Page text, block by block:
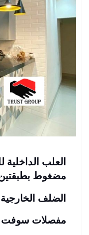
مضغوط
الضلف
مفصلات سوفت